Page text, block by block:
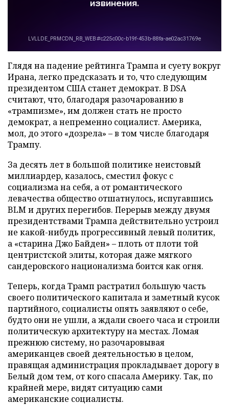
Глядя на падение рейтинга Трампа и суету вокруг
Ирана, легко предсказать и то, что следующим
президентом США станет демократ. В DSA
считают, что, благодаря разочарованию в
«трампизме», им должен стать не просто
демократ, а непременно социалист. Америка,
мол, до этого «дозрела» – в том числе благодаря
Трампу.
За десять лет в большой политике неистовый
миллиардер, казалось, сместил фокус с
социализма на себя, а от романтического
левачества общество отшатнулось, испугавшись
BLM и других перегибов. Перерыв между двумя
президентствами Трампа действительно устроил
не какой-нибудь прогрессивный левый политик,
а «старина Джо Байден» – плоть от плоти той
центристской элиты, которая даже мягкого
сандеровского национализма боится как огня.
Теперь, когда Трамп растратил большую часть
своего политического капитала и заметный кусок
партийного, социалисты опять заявляют о себе,
будто они не ушли, а ждали своего часа и строили
политическую архитектуру на местах. Ломая
прежнюю систему, но разочаровывая
американцев своей деятельностью в целом,
правящая администрация прокладывает дорогу в
Белый дом тем, от кого спасала Америку. Так, по
крайней мере, видят ситуацию сами
американские социалисты.